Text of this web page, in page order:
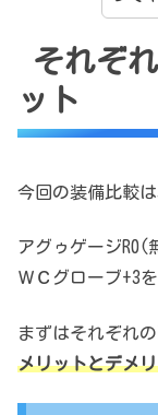
それぞ
ット
今回の装備比較は
アグゥゲージR0(
ＷＣグローブ+3
まずはそれぞれ
メリットとデメ